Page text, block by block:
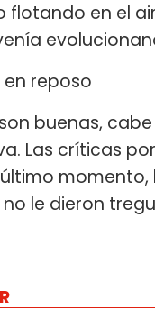
flotando en el
reposo
buenas,
Las críticas
momento,
no le dieron